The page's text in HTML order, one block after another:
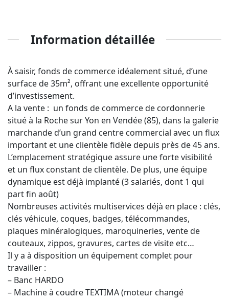
Information détaillée
À saisir, fonds de commerce idéalement situé, d’une
surface de 35m², offrant une excellente opportunité
d’investissement.
A la vente : un fonds de commerce de cordonnerie
situé à la Roche sur Yon en Vendée (85), dans la galerie
marchande d’un grand centre commercial avec un flux
important et une clientèle fidèle depuis près de 45 ans.
L’emplacement stratégique assure une forte visibilité
et un flux constant de clientèle. De plus, une équipe
dynamique est déjà implanté (3 salariés, dont 1 qui
part fin août)
Nombreuses activités multiservices déjà en place : clés,
clés véhicule, coques, badges, télécommandes,
plaques minéralogiques, maroquineries, vente de
couteaux, zippos, gravures, cartes de visite etc…
Il y a à disposition un équipement complet pour
travailler :
– Banc HARDO
– Machine à coudre TEXTIMA (moteur changé